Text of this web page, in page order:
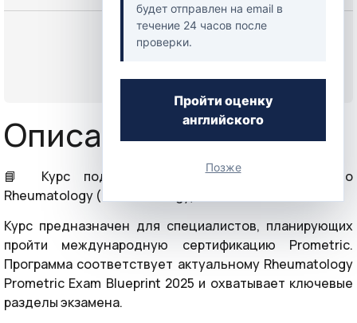
будет отправлен на email в
течение 24 часов после
проверки.
Пройти оценку
английского
Позже
Начать
или Войти
Описание курса
📘 Курс подготовки к экзамену Prometric по
Rheumatology (Rheumatology)
Курс предназначен для специалистов, планирующих
пройти международную сертификацию Prometric.
Программа соответствует актуальному Rheumatology
Prometric Exam Blueprint 2025 и охватывает ключевые
разделы экзамена.